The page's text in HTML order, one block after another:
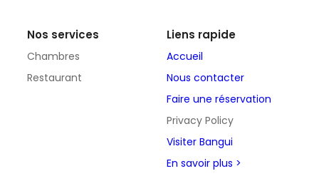
Nos services
Chambres
Restaurant
Liens rapide
Accueil
Nous contacter
Faire une réservation
Privacy Policy
Visiter Bangui
En savoir plus >